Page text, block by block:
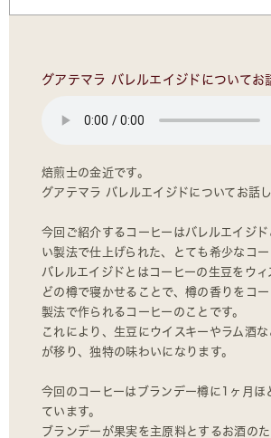
グアテマラ バレルエイジドについてお
焙煎士の金近です。
グアテマラ バレルエイジドについてお話し
今回ご紹介するコーヒーはバレルエイジ
い製法で仕上げられた、とても希少なコー
バレルエイジドとはコーヒーの生豆をウィ
どの樽で寝かせることで、樽の香りをコ
製法で作られるコーヒーのことです。
これにより、生豆にウイスキーやラム酒
が移り、独特の味わいになります。
今回のコーヒーはブランデー樽に1ヶ月ほ
ています。
ブランデーが果実を主原料とするお酒の